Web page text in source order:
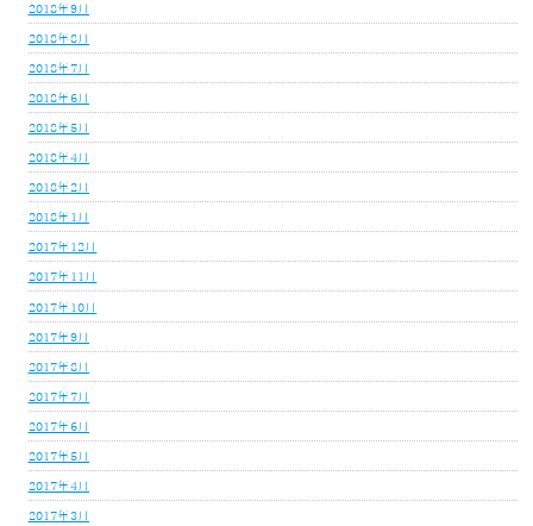
2018年9月
2018年8月
2018年7月
2018年6月
2018年5月
2018年4月
2018年2月
2018年1月
2017年12月
2017年11月
2017年10月
2017年9月
2017年8月
2017年7月
2017年6月
2017年5月
2017年4月
2017年3月